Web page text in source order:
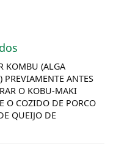
KOMBU (ALGA
PREVIAMENTE ANTES
O KOBU-MAKI
O COZIDO DE PORCO
QUEIJO DE